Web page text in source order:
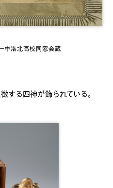
中洛北高校同窓会蔵
する四神が飾られている。